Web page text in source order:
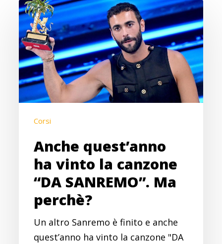
Anche
quest’anno
ha
vinto
la
canzone
“DA
perchè?
Corsi
Anche quest’anno
ha vinto la canzone
“DA SANREMO”. Ma
perchè?
Un altro Sanremo è finito e anche
quest’anno ha vinto la canzone "DA